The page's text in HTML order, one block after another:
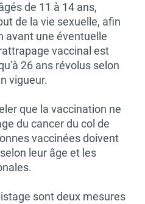
de 11 à 14 ans,
de la vie sexuelle, afin
avant une éventuelle
vaccinal est
26 ans révolus selon
vigueur.
que la vaccination ne
du cancer du col de
vaccinées doivent
leur âge et les
sont deux mesures